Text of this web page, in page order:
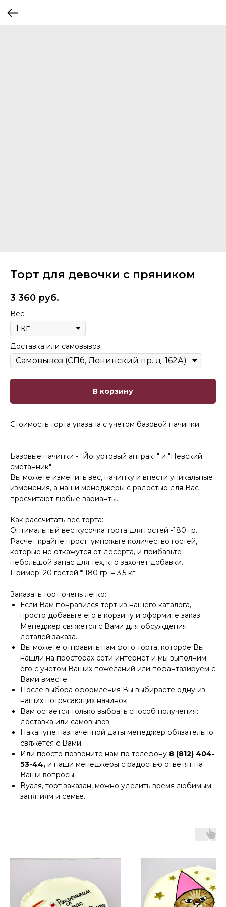
Торт для девочки с пряником
3 360 руб.
Вес:
Доставка или самовывоз:
В корзину
Стоимость торта указана с учетом базовой начинки.
Базовые начинки - "Йогуртовый антракт" и "Невский
сметанник"
Вы можете изменить вес, начинку и внести уникальные
изменения, а наши менеджеры с радостью для Вас
просчитают любые варианты.
Как рассчитать вес торта:
Оптимальный вес кусочка торта для гостей -180 гр.
Расчет крайне прост: умножьте количество гостей,
которые не откажутся от десерта, и прибавьте
небольшой запас для тех, кто захочет добавки.
Пример: 20 гостей * 180 гр. = 3,5 кг.
Заказать торт очень легко:
Если Вам понравился торт из нашего каталога,
просто добавьте его в корзину и оформите заказ.
Менеджер свяжется с Вами для обсуждения
деталей заказа.
Вы можете отправить нам фото торта, которое Вы
нашли на просторах сети интернет и мы выполним
его с учетом Ваших пожеланий или пофантазируем с
Вами вместе
После выбора оформления Вы выбираете одну из
наших потрясающих начинок.
Вам остается только выбрать способ получения:
доставка или самовывоз.
Накануне назначенной даты менеджер обязательно
свяжется с Вами.
Или просто позвоните нам по телефону 8 (812) 404-
53-44, и наши менеджеры с радостью ответят на
Ваши вопросы.
Вуаля, торт заказан, можно уделить время любимым
занятиям и семье.